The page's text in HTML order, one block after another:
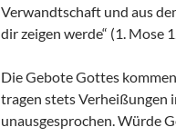
Verwandtschaft und aus
dir zeigen werde“ (1. Mose
Die Gebote Gottes
tragen stets Verheißungen
unausgesprochen. Würde